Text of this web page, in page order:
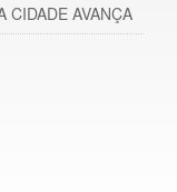
CIDADE AVANÇA